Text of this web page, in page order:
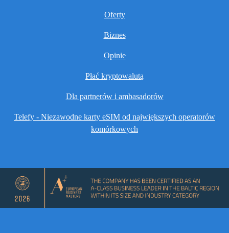
Oferty
Biznes
Opinie
Płać kryptowalutą
Dla partnerów i ambasadorów
Telefy - Niezawodne karty eSIM od największych operatorów
komórkowych